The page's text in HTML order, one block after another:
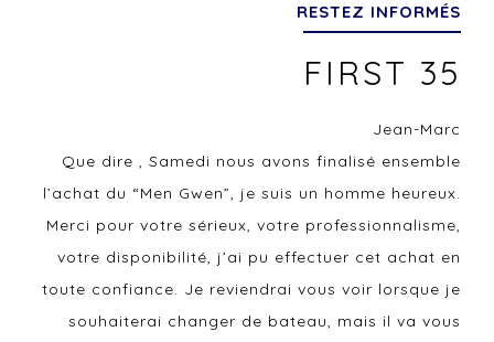
RESTEZ INFORMÉS
FIRST 35
Jean-Marc
Que dire , Samedi nous avons finalisé ensemble
l’achat du “Men Gwen”, je suis un homme heureux.
Merci pour votre sérieux, votre professionnalisme,
votre disponibilité, j’ai pu effectuer cet achat en
toute confiance. Je reviendrai vous voir lorsque je
souhaiterai changer de bateau, mais il va vous